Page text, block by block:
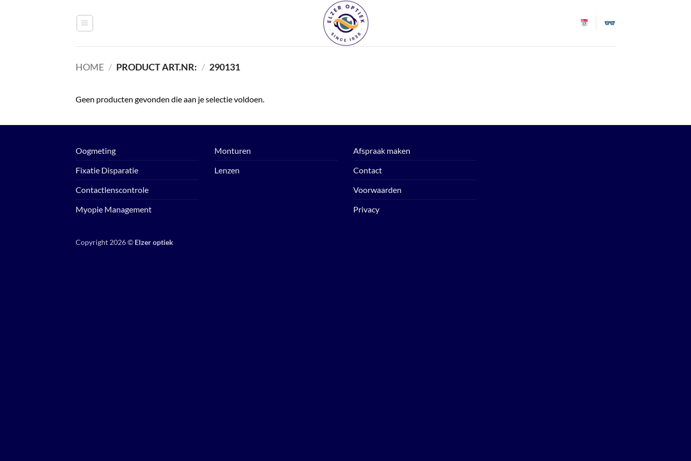
HOME / PRODUCT ART.NR: / 290131
Geen producten gevonden die aan je selectie voldoen.
Oogmeting
Fixatie Disparatie
Contactlenscontrole
Myopie Management
Monturen
Lenzen
Afspraak maken
Contact
Voorwaarden
Privacy
Copyright 2026 © Elzer optiek